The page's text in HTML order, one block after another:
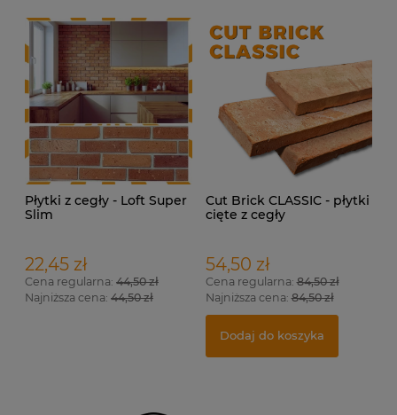
Płytki z cegły - Loft Super
Slim
22,45 zł
Cena regularna: 44,50 zł
Najniższa cena: 44,50 zł
Cut Brick CLASSIC - płytki
cięte z cegły
54,50 zł
Cena regularna:84,50 zł
Najniższa cena:84,50 zł
Dodaj do koszyka